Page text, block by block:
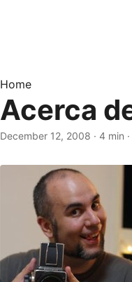
Home
Acerca
December 12, 2008 · 4 min ·